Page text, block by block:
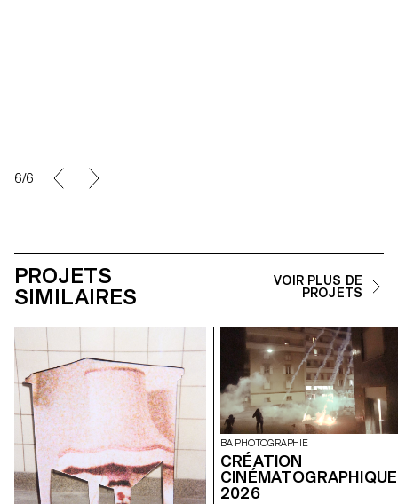
6/6
PROJETS
SIMILAIRES
VOIR PLUS DE
PROJETS
BA PHOTOGRAPHIE
CRÉATION
2026